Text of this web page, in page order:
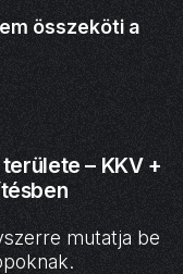
összeköti a
– KKV +
mutatja be